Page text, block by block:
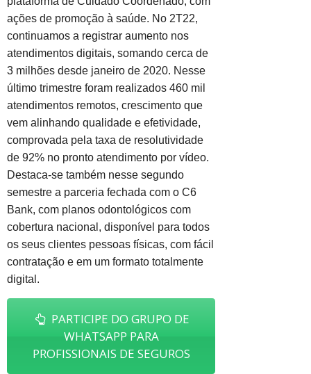
ações de promoção à saúde. No 2T22,
continuamos a registrar aumento nos
atendimentos digitais, somando cerca de
3 milhões desde janeiro de 2020. Nesse
último trimestre foram realizados 460 mil
atendimentos remotos, crescimento que
vem alinhando qualidade e efetividade,
comprovada pela taxa de resolutividade
de 92% no pronto atendimento por vídeo.
Destaca-se também nesse segundo
semestre a parceria fechada com o C6
Bank, com planos odontológicos com
cobertura nacional, disponível para todos
os seus clientes pessoas físicas, com fácil
contratação e em um formato totalmente
digital.
PARTICIPE DO GRUPO DE
WHATSAPP PARA
PROFISSIONAIS DE SEGUROS